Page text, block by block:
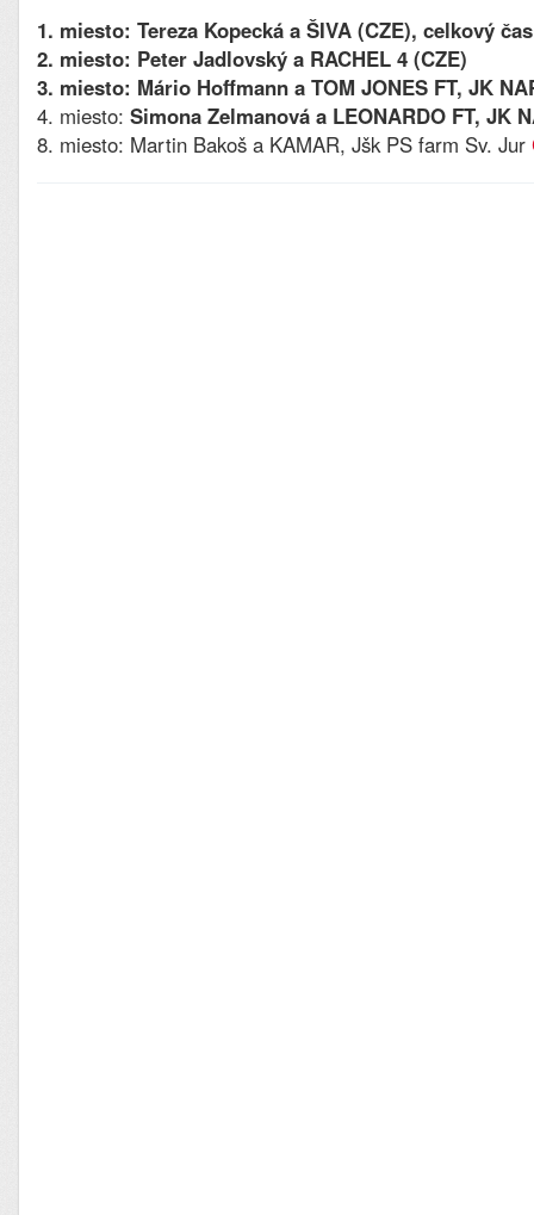
1. miesto: Tereza Kopecká a ŠIVA (CZE), celkový
2. miesto: Peter Jadlovský a RACHEL 4 (CZE)
3. miesto: Mário Hoffmann a TOM JONES FT, JK
4. miesto: Simona Zelmanová a LEONARDO FT, JK
8. miesto: Martin Bakoš a KAMAR, Jšk PS farm Sv. Jur